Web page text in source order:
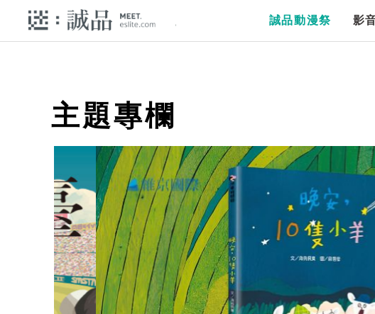
誠品動漫祭 影
主題專欄